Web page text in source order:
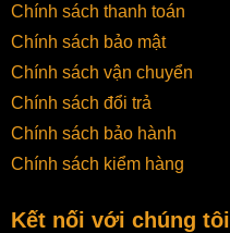
Chính sách thanh toán
Chính sách bảo mật
Chính sách vận chuyển
Chính sách đổi trả
Chính sách bảo hành
Chính sách kiểm hàng
Kết nối với chúng tôi